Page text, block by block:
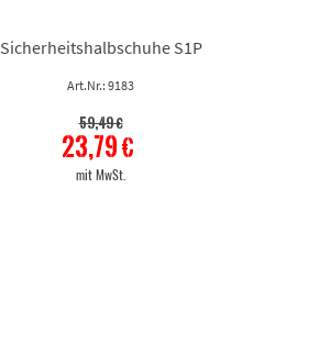
Sicherheitshalbschuhe S1P
Art.Nr.: 9183
59,49 €
23,79 €
mit MwSt.